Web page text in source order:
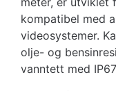
kompatibel med
videosystemer.
olje- og
vanntett med